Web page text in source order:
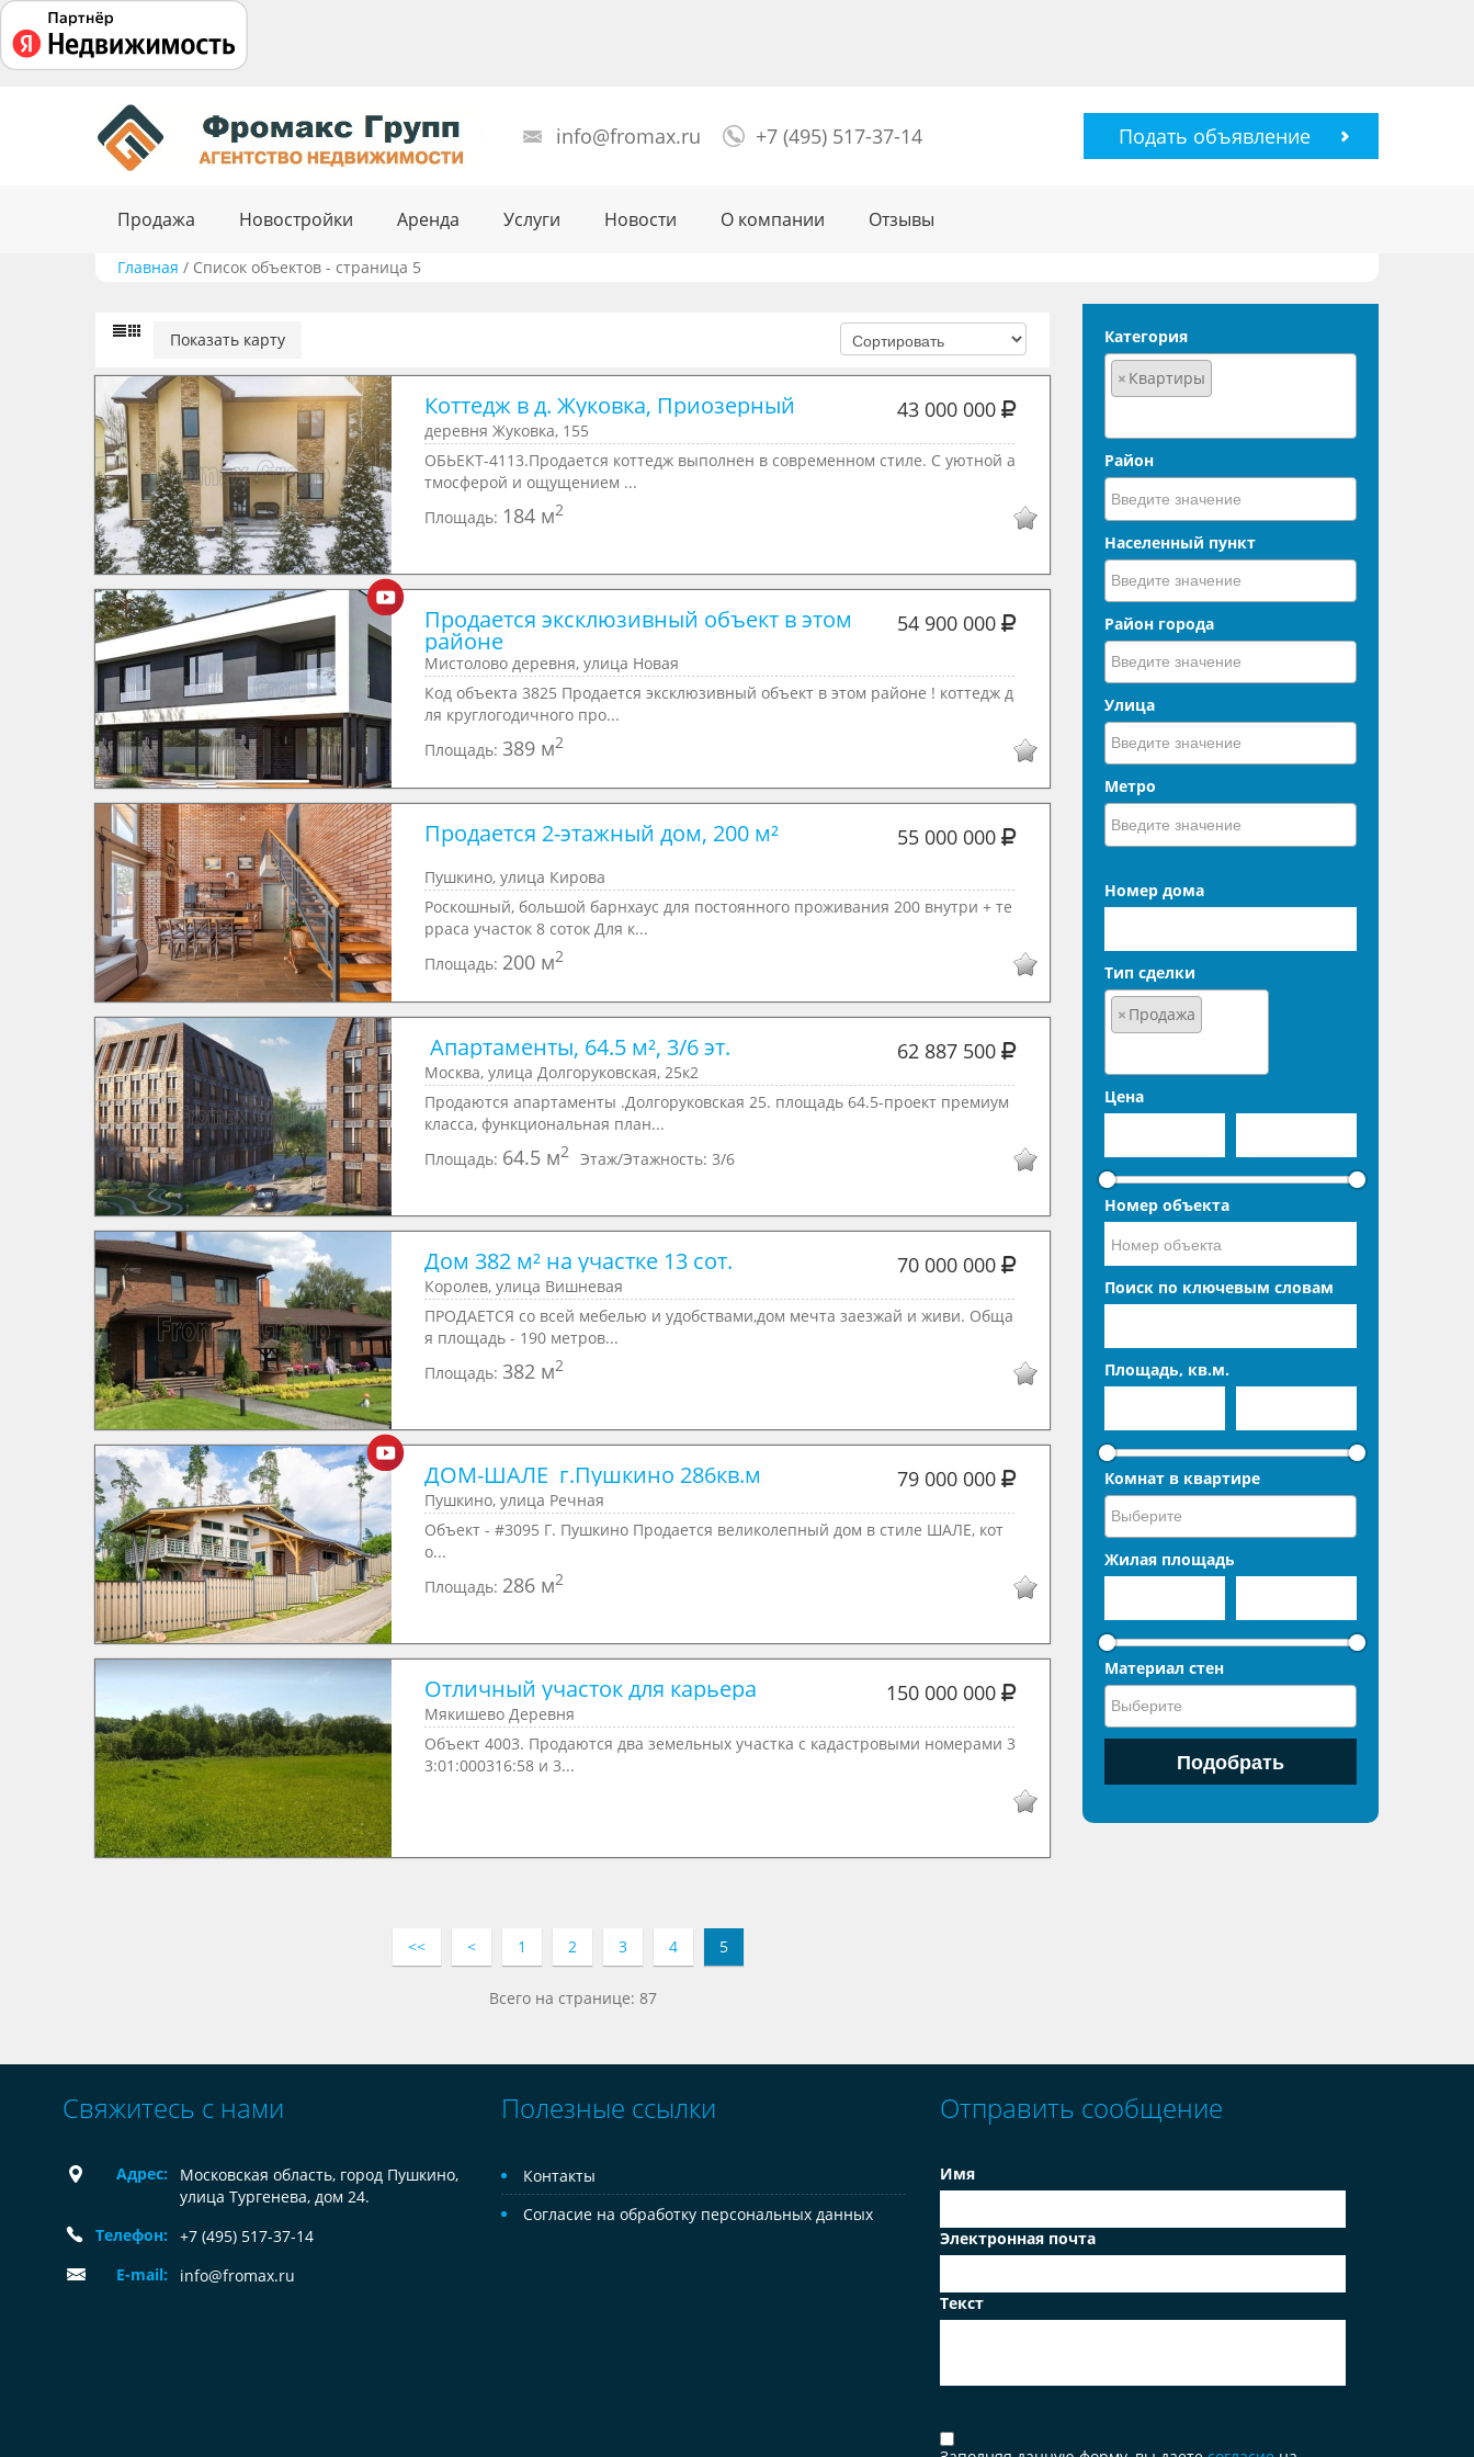
info@fromax.ru +7 (495) 517-37-14 Подать объявление
Продажа Новостройки Аренда Услуги Новости О компании Отзывы
Главная / Список объектов - страница 5
Показать карту
Коттедж в д. Жуковка, Приозерный 43 000 000
деревня Жуковка, 155
ОБЬЕКТ-4113.Продается коттедж выполнен в современном стиле. С уютной а
тмосферой и ощущением ...
Площадь: 184 м2
Продается эксклюзивный объект в этом
районе
54 900 000
Мистолово деревня, улица Новая
Код объекта 3825 Продается эксклюзивный объект в этом районе ! коттедж д
ля круглогодичного про...
Площадь: 389 м2
Продается 2-этажный дом, 200 м² 55 000 000
Пушкино, улица Кирова
Роскошный, большой бapнxaуc для постоянного проживания 200 внутри + тe
рpacа участок 8 соток Для к...
Площадь: 200 м2
Апартаменты, 64.5 м², 3/6 эт. 62 887 500
Москва, улица Долгоруковская, 25к2
Продаются апартаменты .Долгоруковская 25. площадь 64.5-проект премиум
класса, функциональная план...
Площадь: 64.5 м2 Этаж/Этажность: 3/6
Дом 382 м² на участке 13 сот. 70 000 000
Королев, улица Вишневая
ПРОДАЕТСЯ со всей мебелью и удобствами,дом мечта заезжай и живи. Обща
я площадь - 190 метров...
Площадь: 382 м2
ДОМ-ШАЛЕ  г.Пушкино 286кв.м 79 000 000
Пушкино, улица Речная
Объект - #3095 Г. Пушкино Продается великолепный дом в стиле ШАЛЕ, кот
о...
Площадь: 286 м2
Отличный участок для карьера 150 000 000
Мякишево Деревня
Объект 4003. Продаются два земельных участка с кадастровыми номерами 3
3:01:000316:58 и 3...
<< < 1 2 3 4 5
Всего на странице: 87
Категория
× Квартиры
Район
Населенный пункт
Район города
Улица
Метро
Номер дома
Тип сделки
× Продажа
Цена
Номер объекта
Поиск по ключевым словам
Площадь, кв.м.
Комнат в квартире
Жилая площадь
Материал стен
Свяжитесь с нами
Адрес:
Московская область, город Пушкино,
улица Тургенева, дом 24.
Телефон:
+7 (495) 517-37-14
E-mail:
info@fromax.ru
Полезные ссылки
Контакты
Согласие на обработку персональных данных
Отправить сообщение
Имя
Электронная почта
Текст